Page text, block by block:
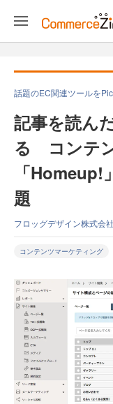
話題のEC関連ツールを
記事を読ん
る コンテ
「
題
フロッグデザイン株式会
コンテンツマーケティング